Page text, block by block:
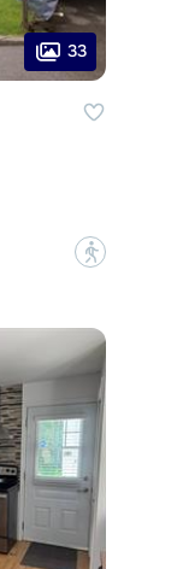
33
?